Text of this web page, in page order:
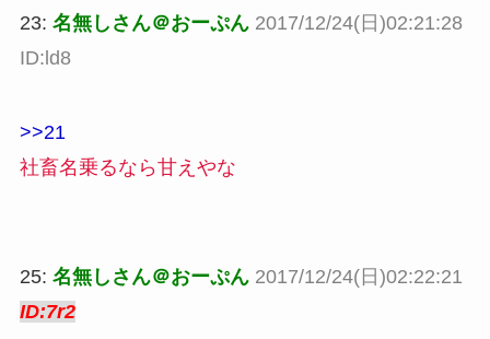
23: 名無しさん＠おーぷん 2017/12/24(日)02:21:28
ID:ld8
>>21
社畜名乗るなら甘えやな
25: 名無しさん＠おーぷん 2017/12/24(日)02:22:21
ID:7r2